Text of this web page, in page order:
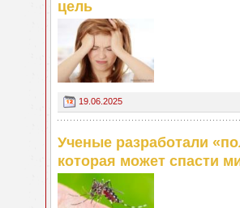
цель
19.06.2025
Ученые разработали
которая может спасти